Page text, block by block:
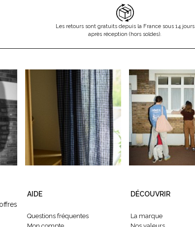
Les retours sont gratuits depuis la France sous 14 jours
après réception (hors soldes).
AIDE
Questions fréquentes
DÉCOUVRIR
La marque